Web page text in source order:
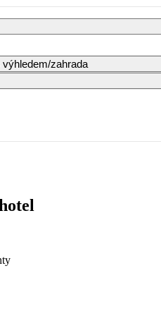
PO ÚT ST ČT PÁ SO
24 790
zahrada